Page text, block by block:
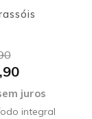
juros
integral